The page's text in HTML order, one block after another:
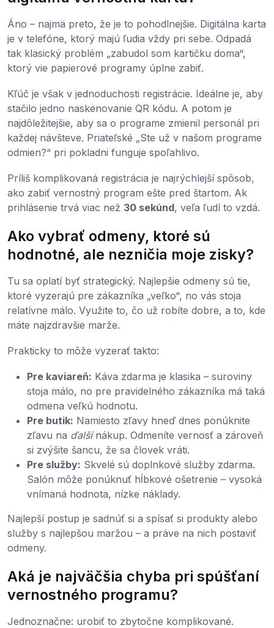
Áno – najmä preto, že je to pohodlnejšie. Digitálna karta
je v telefóne, ktorý majú ľudia vždy pri sebe. Odpadá
tak klasický problém „zabudol som kartičku doma“,
ktorý vie papierové programy úplne zabiť.
Kľúč je však v jednoduchosti registrácie. Ideálne je, aby
stačilo jedno naskenovanie QR kódu. A potom je
najdôležitejšie, aby sa o programe zmienil personál pri
každej návšteve. Priateľské „Ste už v našom programe
odmien?“ pri pokladni funguje spoľahlivo.
Príliš komplikovaná registrácia je najrýchlejší spôsob,
ako zabiť vernostný program ešte pred štartom. Ak
prihlásenie trvá viac než 30 sekúnd, veľa ľudí to vzdá.
Ako vybrať odmeny, ktoré sú
hodnotné, ale nezničia moje zisky?
Tu sa oplatí byť strategický. Najlepšie odmeny sú tie,
ktoré vyzerajú pre zákazníka „veľko“, no vás stoja
relatívne málo. Využite to, čo už robíte dobre, a to, kde
máte najzdravšie marže.
Prakticky to môže vyzerať takto:
Pre kaviareň: Káva zdarma je klasika – suroviny
stoja málo, no pre pravidelného zákazníka má taká
odmena veľkú hodnotu.
Pre butik: Namiesto zľavy hneď dnes ponúknite
zľavu na ďalšínákup. Odmeníte vernosť a zároveň
si zvýšite šancu, že sa človek vráti.
Pre služby: Skvelé sú doplnkové služby zdarma.
Salón môže ponúknuť hĺbkové ošetrenie – vysoká
vnímaná hodnota, nízke náklady.
Najlepší postup je sadnúť si a spísať si produkty alebo
služby s najlepšou maržou – a práve na nich postaviť
odmeny.
Aká je najväčšia chyba pri spúšťaní
vernostného programu?
Jednoznačne: urobiť to zbytočne komplikované.